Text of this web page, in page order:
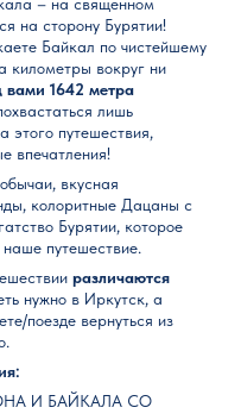
на сторону Бурятии!
Байкал по чистейшему
километры вокруг ни
вами 1642 метра
лишь
этого путешествия,
впечатления!
вкусная
колоритные Дацаны с
Бурятии, которое
путешествие.
различаются
нужно в Иркутск, а
поезде вернуться из
И БАЙКАЛА СО